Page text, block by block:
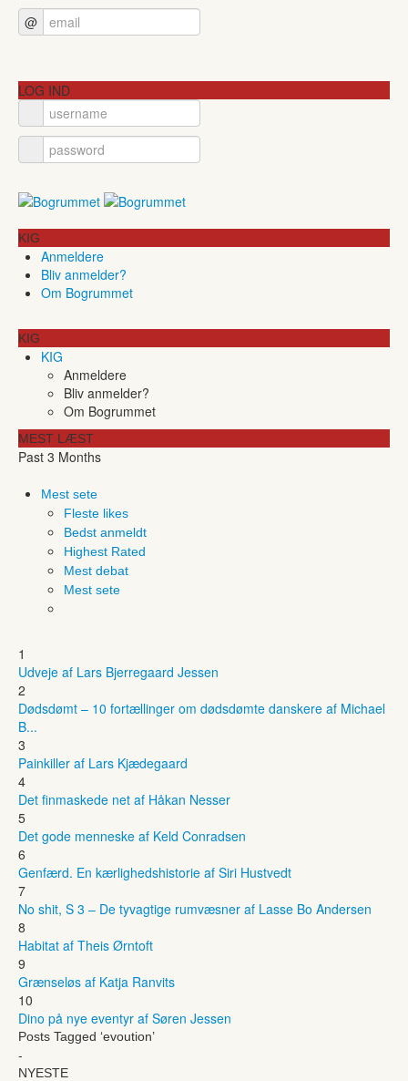
@
LOG IND
KIG
Anmeldere
Bliv anmelder?
Om Bogrummet
KIG
KIG
Anmeldere
Bliv anmelder?
Om Bogrummet
MEST LÆST
Past 3 Months
Mest sete
Fleste likes
Bedst anmeldt
Highest Rated
Mest debat
Mest sete
1
Udveje af Lars Bjerregaard Jessen
2
Dødsdømt – 10 fortællinger om dødsdømte danskere af Michael
B...
3
Painkiller af Lars Kjædegaard
4
Det finmaskede net af Håkan Nesser
5
Det gode menneske af Keld Conradsen
6
Genfærd. En kærlighedshistorie af Siri Hustvedt
7
No shit, S 3 – De tyvagtige rumvæsner af Lasse Bo Andersen
8
Habitat af Theis Ørntoft
9
Grænseløs af Katja Ranvits
10
Dino på nye eventyr af Søren Jessen
Posts Tagged ‘evoution’
-
NYESTE